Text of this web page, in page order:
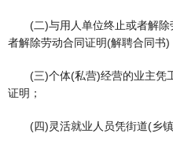
(二)与用人单位终止或者解除
者解除劳动合同证明(解聘合同书)
(三)个体(私营)经营的业主凭
证明；
(四)灵活就业人员凭街道(乡镇)